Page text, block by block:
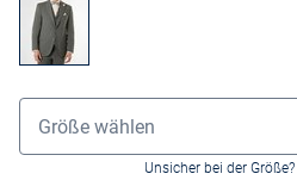
Größenauswahl
Größe wählen
Unsicher bei der Größe?